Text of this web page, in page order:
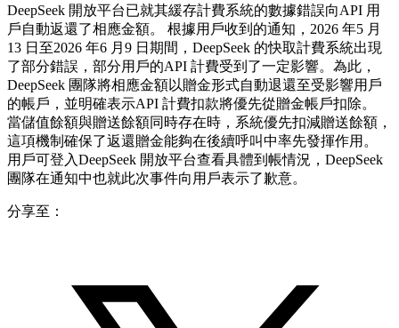
DeepSeek 開放平台已就其緩存計費系統的數據錯誤向API 用
戶自動返還了相應金額。 根據用戶收到的通知，2026 年5 月
13 日至2026 年6 月9 日期間，DeepSeek 的快取計費系統出現
了部分錯誤，部分用戶的API 計費受到了一定影響。為此，
DeepSeek 團隊將相應金額以贈金形式自動退還至受影響用戶
的帳戶，並明確表示API 計費扣款將優先從贈金帳戶扣除。
當儲值餘額與贈送餘額同時存在時，系統優先扣減贈送餘額，
這項機制確保了返還贈金能夠在後續呼叫中率先發揮作用。
用戶可登入DeepSeek 開放平台查看具體到帳情況，DeepSeek
團隊在通知中也就此次事件向用戶表示了歉意。
分享至：